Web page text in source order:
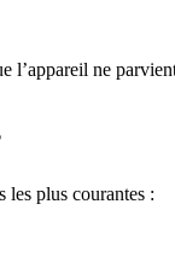
ne
les plus courantes :